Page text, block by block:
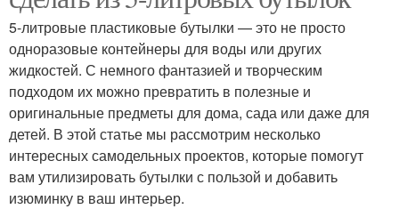
5-литровые пластиковые бутылки — это не просто
одноразовые контейнеры для воды или других
жидкостей. С немного фантазией и творческим
подходом их можно превратить в полезные и
оригинальные предметы для дома, сада или даже для
детей. В этой статье мы рассмотрим несколько
интересных самодельных проектов, которые помогут
вам утилизировать бутылки с пользой и добавить
изюминку в ваш интерьер.